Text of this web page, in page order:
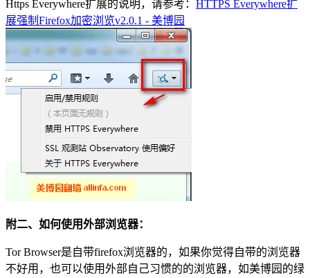
Https Everywhere扩展的说明，请参考： HTTPS Everywhere扩
展强制Firefox加密浏览v2.0.1 - 美博园
附二、如何使用外部浏览器：
Tor Browser是自带firefox浏览器的，如果你觉得自带的浏览器
不好用，也可以使用外部自己习惯的的浏览器，如美博园的绿